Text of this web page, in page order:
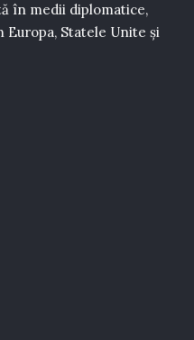
în medii diplomatice,
Europa, Statele Unite și